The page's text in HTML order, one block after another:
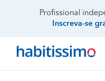
Profissional
Inscreva-se